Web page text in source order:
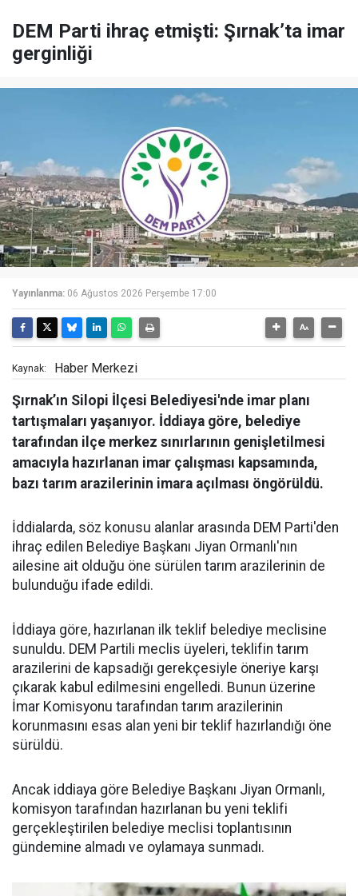
DEM Parti ihraç etmişti: Şırnak’ta imar
gerginliği
Yayınlanma: 06 Ağustos 2026 Perşembe 17:00
Kaynak: Haber Merkezi
Şırnak’ın Silopi İlçesi Belediyesi'nde imar planı
tartışmaları yaşanıyor. İddiaya göre, belediye
tarafından ilçe merkez sınırlarının genişletilmesi
amacıyla hazırlanan imar çalışması kapsamında,
bazı tarım arazilerinin imara açılması öngörüldü.
İddialarda, söz konusu alanlar arasında DEM Parti'den
ihraç edilen Belediye Başkanı Jiyan Ormanlı'nın
ailesine ait olduğu öne sürülen tarım arazilerinin de
bulunduğu ifade edildi.
İddiaya göre, hazırlanan ilk teklif belediye meclisine
sunuldu. DEM Partili meclis üyeleri, teklifin tarım
arazilerini de kapsadığı gerekçesiyle öneriye karşı
çıkarak kabul edilmesini engelledi. Bunun üzerine
İmar Komisyonu tarafından tarım arazilerinin
korunmasını esas alan yeni bir teklif hazırlandığı öne
sürüldü.
Ancak iddiaya göre Belediye Başkanı Jiyan Ormanlı,
komisyon tarafından hazırlanan bu yeni teklifi
gerçekleştirilen belediye meclisi toplantısının
gündemine almadı ve oylamaya sunmadı.